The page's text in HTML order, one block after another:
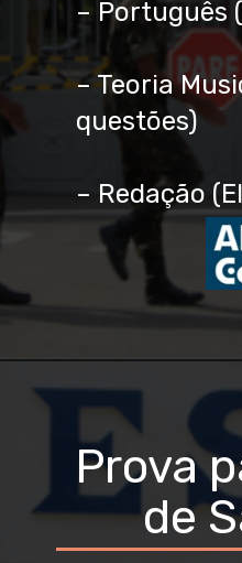
– Português
– Teoria
questões)
– Redação
Prova
de